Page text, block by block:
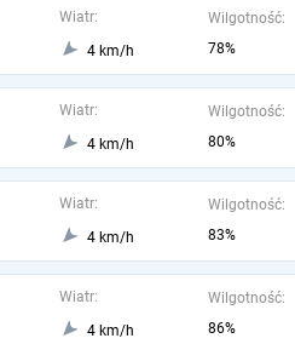
Wiatr:
4 km/h
Wilgotność:
78%
Wiatr:
4 km/h
Wilgotność:
80%
Wiatr:
4 km/h
Wilgotność:
83%
Wiatr:
4 km/h
Wilgotność:
86%